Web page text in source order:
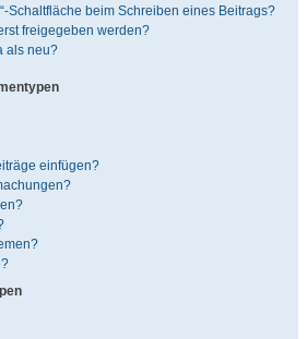
Schaltfläche beim Schreiben eines Beitrags?
freigegeben werden?
als neu?
einfügen?